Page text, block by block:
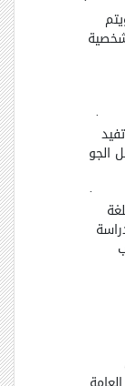
- 6 صور شخصية
الجو
·
بلغة